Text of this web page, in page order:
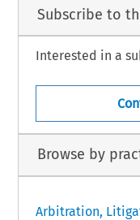
Subscribe to
Interested in a
Browse by
Arbitration,